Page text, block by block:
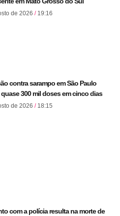
de 2026 19:16
contra sarampo em São Paulo
quase 300 mil doses em cinco dias
de 2026 18:15
com a polícia resulta na morte de